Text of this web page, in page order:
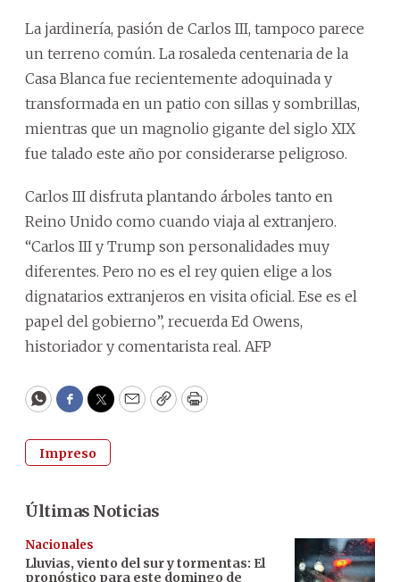
La jardinería, pasión de Carlos III, tampoco parece
un terreno común. La rosaleda centenaria de la
Casa Blanca fue recientemente adoquinada y
transformada en un patio con sillas y sombrillas,
mientras que un magnolio gigante del siglo XIX
fue talado este año por considerarse peligroso.
Carlos III disfruta plantando árboles tanto en
Reino Unido como cuando viaja al extranjero.
“Carlos III y Trump son personalidades muy
diferentes. Pero no es el rey quien elige a los
dignatarios extranjeros en visita oficial. Ese es el
papel del gobierno”, recuerda Ed Owens,
historiador y comentarista real. AFP
WhatsApp
Facebook
Twitter
EmailCopyPrint
Impreso
Últimas Noticias
Nacionales
Lluvias, viento del sur y tormentas: El
pronóstico para este domingo de